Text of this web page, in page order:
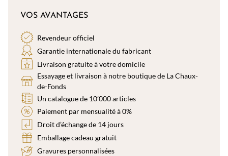
VOS AVANTAGES
Revendeur officiel
Garantie internationale du fabricant
Livraison gratuite à votre domicile
Essayage et livraison à notre boutique de La Chaux-
de-Fonds
Un catalogue de 10’000 articles
Paiement par mensualité à 0%
Droit d’échange de 14 jours
Emballage cadeau gratuit
Gravures personnalisées